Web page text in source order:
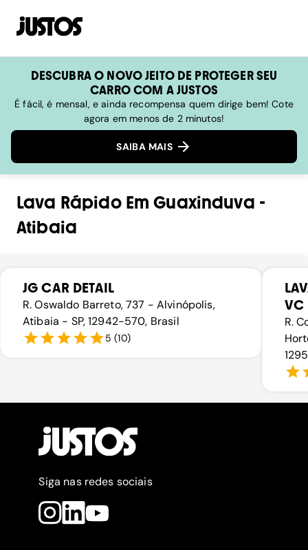
DESCUBRA O NOVO JEITO DE PROTEGER SEU
CARRO COM A JUSTOS
É fácil, é mensal, e ainda recompensa quem dirige bem! Cote
agora em menos de 2 minutos!
SAIBA MAIS
Lava RápidoEmGuaxinduva -
Atibaia
JG CAR DETAIL
R. Oswaldo Barreto, 737 - Alvinópolis,
Atibaia - SP, 12942-570, Brasil
5 (10)
VC
R.
Siga nas redes sociais